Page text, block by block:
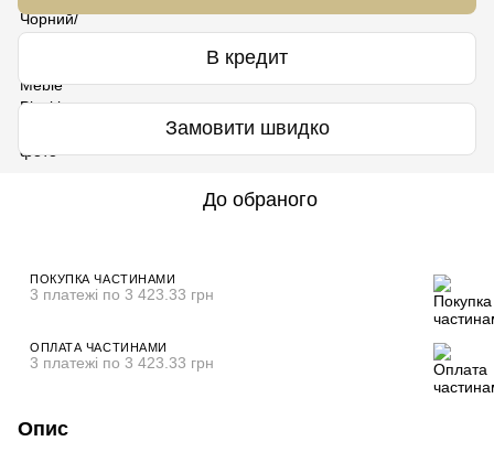
В кредит
Замовити швидко
До обраного
ПОКУПКА ЧАСТИНАМИ
3 платежі по 3 423.33 грн
ОПЛАТА ЧАСТИНАМИ
3 платежі по 3 423.33 грн
Опис